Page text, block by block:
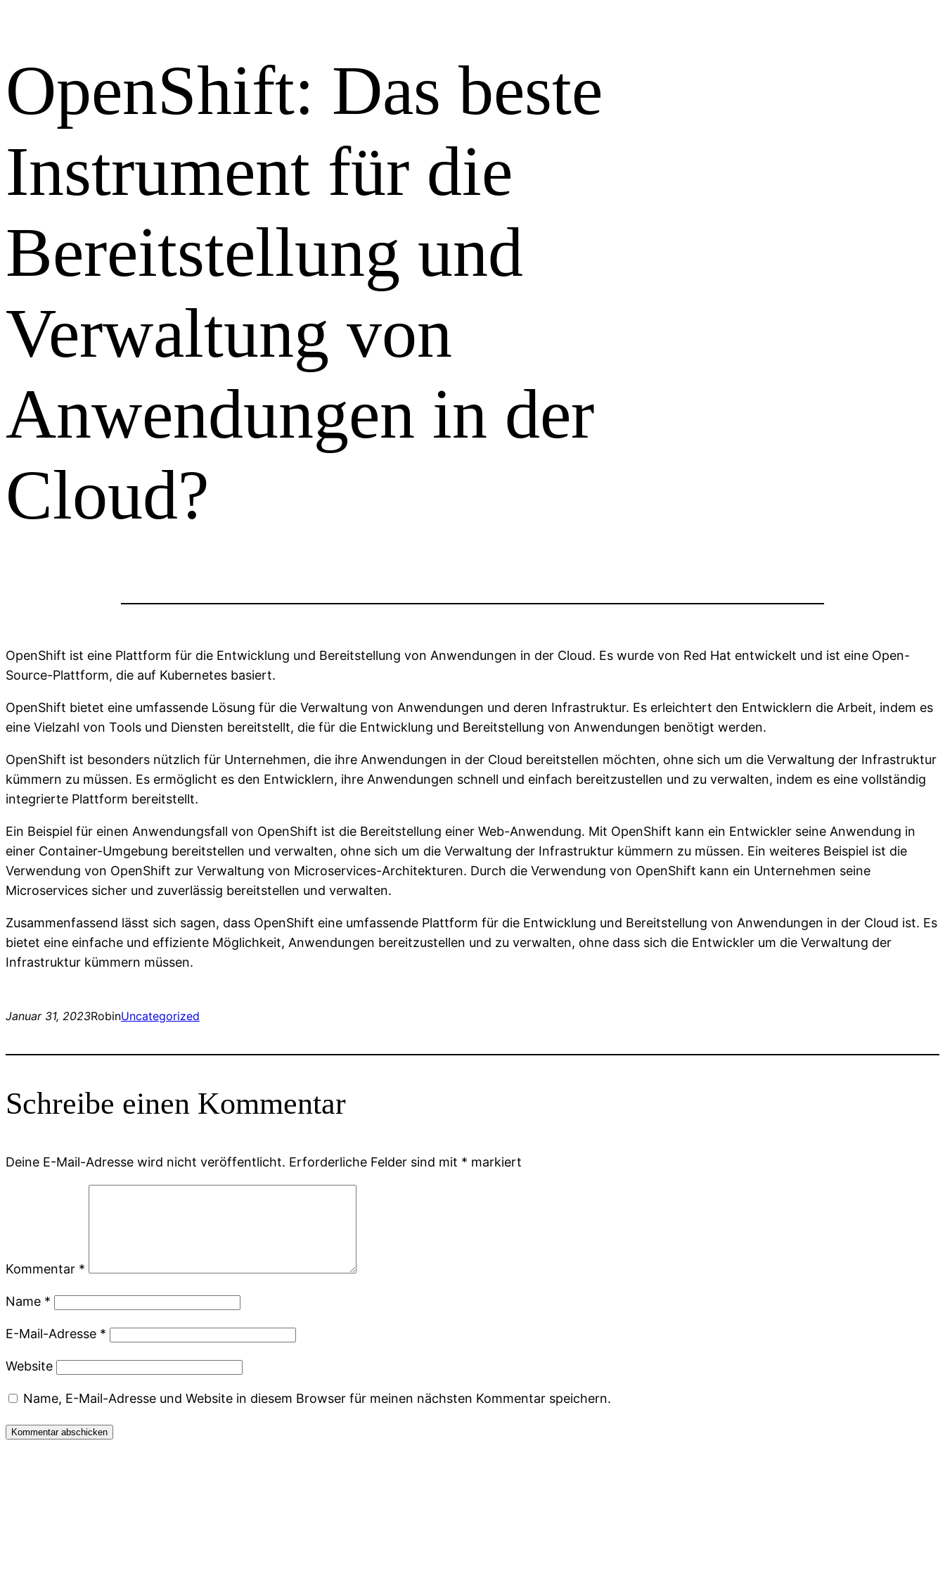
OpenShift: Das beste
Instrument für die
Bereitstellung und
Verwaltung von
Anwendungen in der
Cloud?
OpenShift ist eine Plattform für die Entwicklung und Bereitstellung von Anwendungen in der Cloud. Es wurde von Red Hat entwickelt und ist eine Open-
Source-Plattform, die auf Kubernetes basiert.
OpenShift bietet eine umfassende Lösung für die Verwaltung von Anwendungen und deren Infrastruktur. Es erleichtert den Entwicklern die Arbeit, indem es
eine Vielzahl von Tools und Diensten bereitstellt, die für die Entwicklung und Bereitstellung von Anwendungen benötigt werden.
OpenShift ist besonders nützlich für Unternehmen, die ihre Anwendungen in der Cloud bereitstellen möchten, ohne sich um die Verwaltung der Infrastruktur
kümmern zu müssen. Es ermöglicht es den Entwicklern, ihre Anwendungen schnell und einfach bereitzustellen und zu verwalten, indem es eine vollständig
integrierte Plattform bereitstellt.
Ein Beispiel für einen Anwendungsfall von OpenShift ist die Bereitstellung einer Web-Anwendung. Mit OpenShift kann ein Entwickler seine Anwendung in
einer Container-Umgebung bereitstellen und verwalten, ohne sich um die Verwaltung der Infrastruktur kümmern zu müssen. Ein weiteres Beispiel ist die
Verwendung von OpenShift zur Verwaltung von Microservices-Architekturen. Durch die Verwendung von OpenShift kann ein Unternehmen seine
Microservices sicher und zuverlässig bereitstellen und verwalten.
Zusammenfassend lässt sich sagen, dass OpenShift eine umfassende Plattform für die Entwicklung und Bereitstellung von Anwendungen in der Cloud ist. Es
bietet eine einfache und effiziente Möglichkeit, Anwendungen bereitzustellen und zu verwalten, ohne dass sich die Entwickler um die Verwaltung der
Infrastruktur kümmern müssen.
Januar 31, 2023RobinUncategorized
Schreibe einen Kommentar
Deine E-Mail-Adresse wird nicht veröffentlicht. Erforderliche Felder sind mit * markiert
Kommentar *
Name *
E-Mail-Adresse *
Website
Name, E-Mail-Adresse und Website in diesem Browser für meinen nächsten Kommentar speichern.